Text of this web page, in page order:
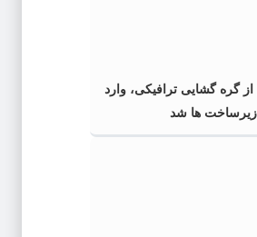
گره گشایی ترافیکی، وارد
زیرساخت ها شد